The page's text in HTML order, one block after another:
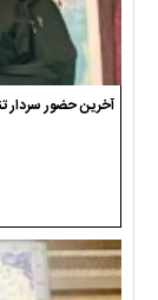
آخرین حضور سردار